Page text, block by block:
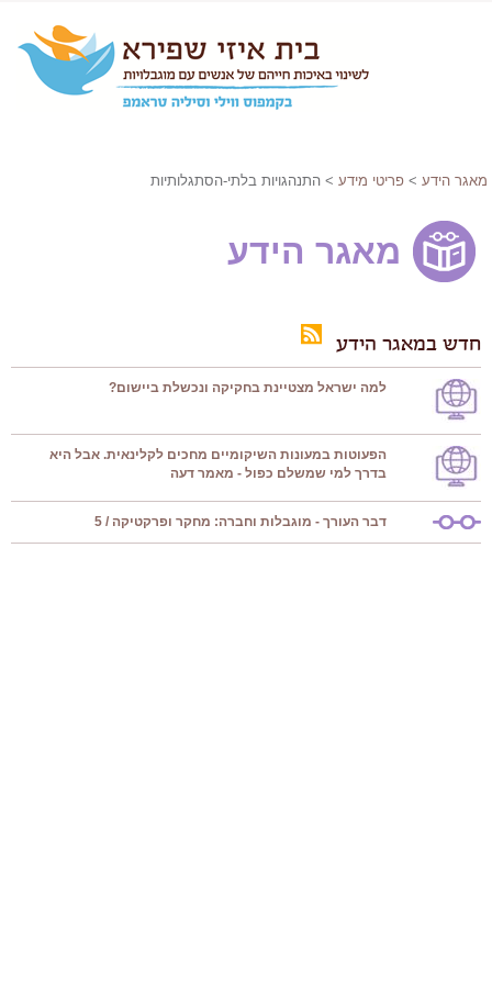
מאגר הידע > פריטי מידע > התנהגויות בלתי-הסתגלותיות
מאגר הידע
חדש במאגר הידע
למה ישראל מצטיינת בחקיקה ונכשלת ביישום?
הפעוטות במעונות השיקומיים מחכים לקלינאית. אבל היא
בדרך למי שמשלם כפול - מאמר דעה
דבר העורך - מוגבלות וחברה: מחקר ופרקטיקה / 5